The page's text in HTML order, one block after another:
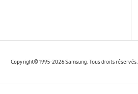
Copyright© 1995-2026 Samsung. Tous droits réservés.